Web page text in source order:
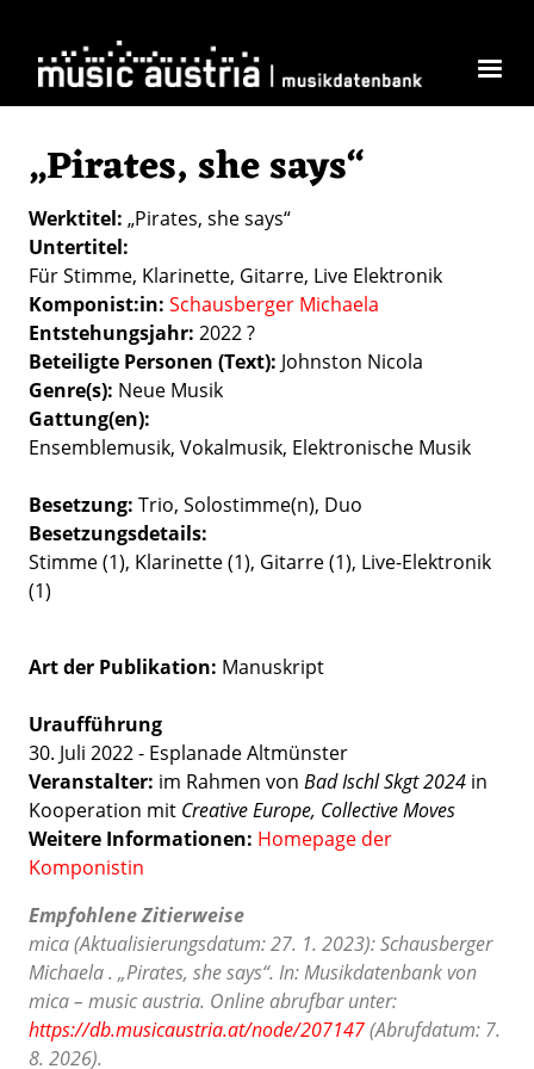
„Pirates, she says“
Werktitel „Pirates, she says“
Untertitel
Für Stimme, Klarinette, Gitarre, Live Elektronik
Komponist:in Schausberger Michaela
Entstehungsjahr 2022 ?
Beteiligte Personen (Text) Johnston Nicola
Genre(s) Neue Musik
Gattung(en)
Ensemblemusik Vokalmusik Elektronische Musik
Besetzung Trio Solostimme(n) Duo
Besetzungsdetails
Stimme (1), Klarinette (1), Gitarre (1), Live-Elektronik
(1)
Art der Publikation Manuskript
Uraufführung
30. Juli 2022 - Esplanade Altmünster
Veranstalter: im Rahmen von Bad Ischl Skgt 2024 in
Kooperation mit Creative Europe, Collective Moves
Weitere Informationen: Homepage der
Komponistin
Empfohlene Zitierweise
mica (Aktualisierungsdatum: 27. 1. 2023): Schausberger
Michaela . „Pirates, she says“. In: Musikdatenbank von
mica – music austria. Online abrufbar unter:
https://db.musicaustria.at/node/207147(Abrufdatum: 7.
8. 2026).